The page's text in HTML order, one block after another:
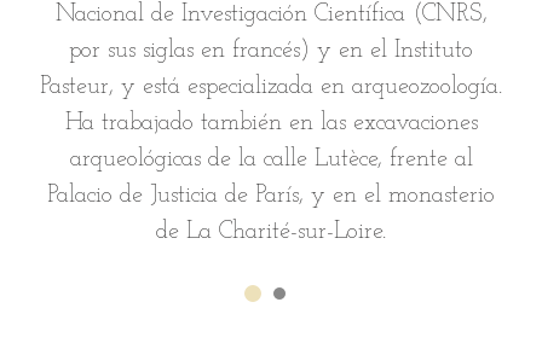
Nacional de Investigación Científica (CNRS,
por sus siglas en francés) y en el Instituto
Pasteur, y está especializada en arqueozoología.
Ha trabajado también en las excavaciones
arqueológicas de la calle Lutèce, frente al
Palacio de Justicia de París, y en el monasterio
de La Charité-sur-Loire.